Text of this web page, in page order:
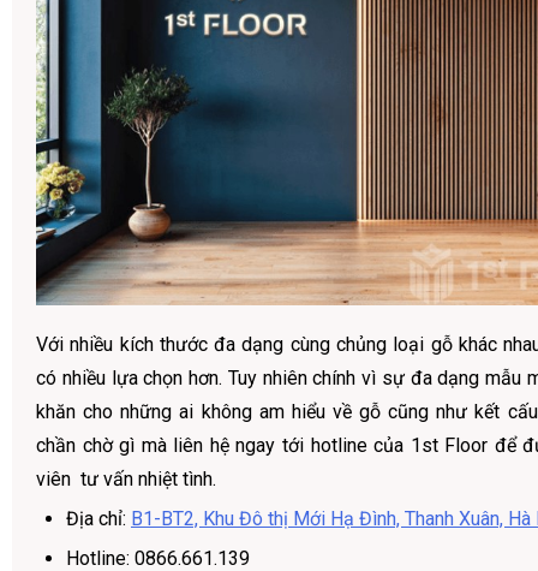
Với nhiều kích thước đa dạng cùng chủng loại gỗ khác
có nhiều lựa chọn hơn. Tuy nhiên chính vì sự đa dạng mẫu
khăn cho những ai không am hiểu về gỗ cũng như kết
chần chờ gì mà liên hệ ngay tới hotline của 1st Floor để
viên tư vấn nhiệt tình.
Địa chỉ: B1-BT2, Khu Đô thị Mới Hạ Đình, Thanh Xuân, Hà
Hotline: 0866.661.139